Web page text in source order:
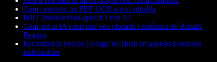
Com convertir un PDF OCR a text editable
Bill Clinton text-to-speech i veu AI
Com pot la IA crear una veu clonada i autèntica de Ronald
Reagan
Recordant la veu de George W. Bush en aquests discursos
inoblidables